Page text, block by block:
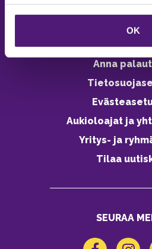
OK
Avoimet
Anna
Aukioloajat ja
Yritys- ja
Tilaa
SEURAA